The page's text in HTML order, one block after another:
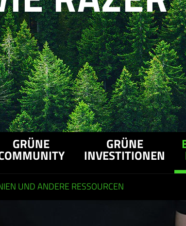
GRÜNE
GRÜNE
INVESTITIONEN
UND ANDERE RESSOURCEN​